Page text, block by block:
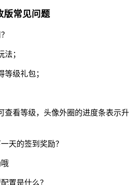
版常见问题
；
级礼包；
查看等级，头像外圈的进度条表示升
天的签到奖励？
置是什么？